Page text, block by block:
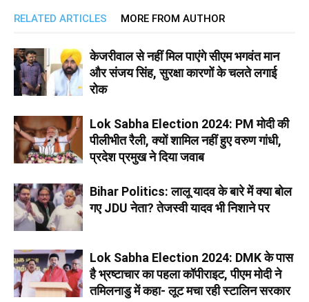
RELATED ARTICLES MORE FROM AUTHOR
केजरीवाल से नहीं मिल पाएंगे सीएम भगवंत मान
और संजय सिंह, सुरक्षा कारणों के चलते लगाई
रोक
Lok Sabha Election 2024: PM मोदी की
पीलीभीत रैली, क्यों शामिल नहीं हुए वरुण गांधी,
प्रदेश प्रमुख ने दिया जवाब
Bihar Politics: लालू यादव के बारे में क्या बोल
गए JDU नेता? तेजस्वी यादव भी निशाने पर
Lok Sabha Election 2024: DMK के पास
है भ्रष्टाचार का पहला कॉपीराइट, पीएम मोदी ने
तमिलनाडु में कहा- लूट मचा रही स्टालिन सरकार